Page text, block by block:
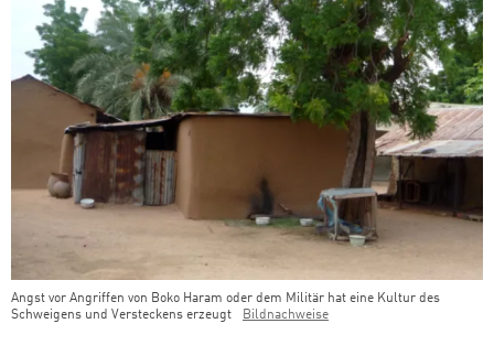
Angst vor Angriffen von Boko Haram oder dem Militär hat eine Kultur des
Schweigens und Versteckens erzeugt
Bildnachweise